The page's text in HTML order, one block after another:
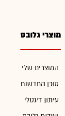
מוצרי גלובס
המוצרים שלי
סוכן החדשות
עיתון דיגטלי